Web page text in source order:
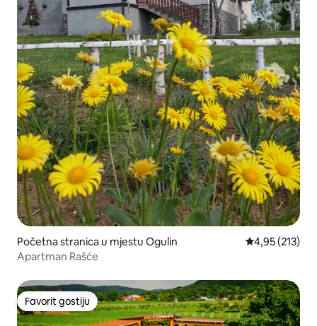
Početna stranica u mjestu Ogulin prosječna
4,95 (213)
Apartman Rašće
Favorit gostiju
Favorit gostiju